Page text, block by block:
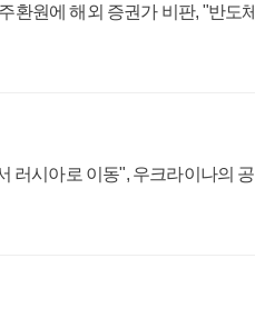
환원에 해외 증권가 비판, "반도체
러시아로 이동", 우크라이나의 공